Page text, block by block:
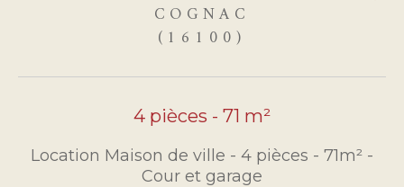
COGNAC
(16100)
4 pièces - 71 m²
Location Maison de ville - 4 pièces - 71m² -
Cour et garage